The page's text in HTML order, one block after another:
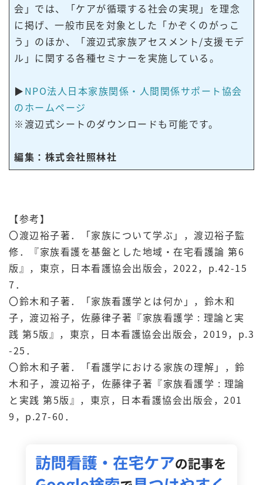
会」では、「ケアが循環する社会の実現」を理念
に掲げ、一般市民を対象とした「かぞくのがっこ
う」のほか、「渡辺式家族アセスメント/支援モデ
ル」に関する各種セミナーを実施している。
▶NPO法人日本家族関係・人間関係サポート協会
のホームページ
※渡辺式シートのダウンロードも可能です。
編集：株式会社照林社
【参考】
〇渡辺裕子著．「家族について学ぶ」，渡辺裕子監
修．『家族看護を基盤とした地域・在宅看護論 第6
版』，東京，日本看護協会出版会，2022，p.42-15
7．
〇鈴木和子著．「家族看護学とは何か」，鈴木和
子，渡辺裕子，佐藤律子著『家族看護学 : 理論と実
践 第5版』，東京，日本看護協会出版会，2019，p.3
-25．
〇鈴木和子著．「看護学における家族の理解」，鈴
木和子，渡辺裕子，佐藤律子著『家族看護学 : 理論
と実践 第5版』，東京，日本看護協会出版会，201
9，p.27-60．